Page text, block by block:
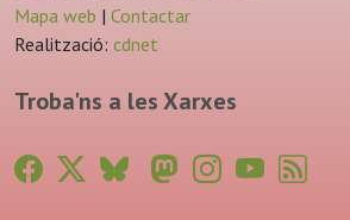
Mapa web | Contactar
Realització: cdnet
Troba'ns a les Xarxes